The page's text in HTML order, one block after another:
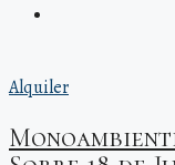
Alquiler